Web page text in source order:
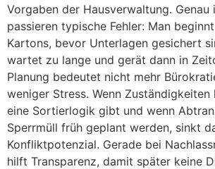
Vorgaben der Hausverwaltung. Genau
passieren typische Fehler: Man
Kartons, bevor Unterlagen gesichert
wartet zu lange und gerät dann in
Planung bedeutet nicht mehr
weniger Stress. Wenn Zuständigkeiten
eine Sortierlogik gibt und wenn
Sperrmüll früh geplant werden, sinkt
Konfliktpotenzial. Gerade bei
hilft Transparenz, damit später keine